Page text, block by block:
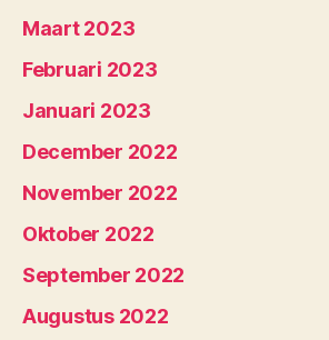
Maart 2023
Februari 2023
Januari 2023
December 2022
November 2022
Oktober 2022
September 2022
Augustus 2022